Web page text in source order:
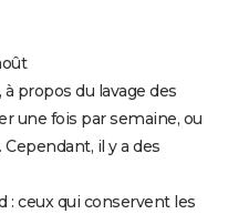
propos du lavage des
une fois par semaine, ou
il y a des
: ceux qui conservent les